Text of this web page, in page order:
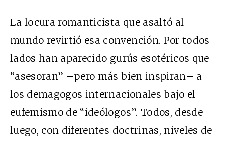
La locura romanticista que asaltó al
mundo revirtió esa convención. Por todos
lados han aparecido gurús esotéricos que
“asesoran” –pero más bien inspiran– a
los demagogos internacionales bajo el
eufemismo de “ideólogos”. Todos, desde
luego, con diferentes doctrinas, niveles de